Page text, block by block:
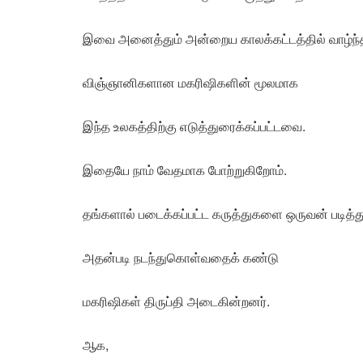
இவை அனைத்தும் அன்றைய காலக்கட்டத்தில்
விஞ்ஞானிகளான மகரிஷிகளின் மூலமாக
இந்த உலகத்திற்கு எடுத்துரைக்கப்பட்டவை.
இதையே நாம் வேதமாக போற்றுகிறோம்.
தங்களால் படைக்கப்பட்ட கருத்துகளை ஒருவன்
அதன்படி நடந்துகொள்வதைக் கண்டு
மகரிஷிகள் திருப்தி அடைகின்றனர்.
ஆக,